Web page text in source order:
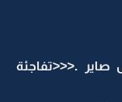
.<<<تفاجئة